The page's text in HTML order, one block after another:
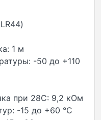
1 м
-50 до +110
при 28С: 9,2 кОм
-15 до +60 °С